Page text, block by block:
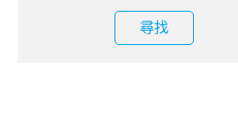
尋找